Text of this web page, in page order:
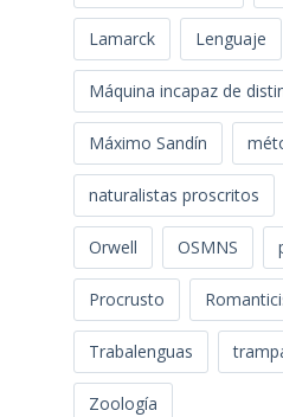
Lamarck Lenguaje
Máquina incapaz de
Máximo Sandín
naturalistas proscritos
Orwell OSMNS
Procrusto
Trabalenguas
Zoología